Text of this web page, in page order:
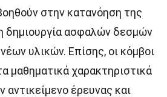
στην κατανόηση της
δημιουργία ασφαλών δεσμών
υλικών. Επίσης, οι κόμβοι
μαθηματικά χαρακτηριστικά
αντικείμενο έρευνας και